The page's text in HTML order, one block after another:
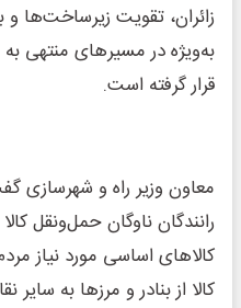
زائران، تقویت زیرساخت‌ها
به‌ویژه در مسیرهای منتهی به
قرار گرفته است.
معاون وزیر راه و شهرسازی
رانندگان ناوگان حمل‌ونقل
کالاهای اساسی مورد نیاز
کالا از بنادر و مرزها به